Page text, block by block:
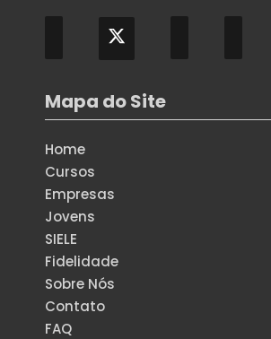
Mapa do Site
Home
Cursos
Empresas
Jovens
SIELE
Fidelidade
Sobre Nós
Contato
FAQ